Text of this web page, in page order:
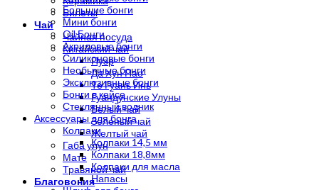
Билеты
Чай
Чайная посуда
Китайский чай
Пуэр
Да Хун Пао
Те Гуань Инь
Гуандунские Улуны
Белый чай
Зеленый чай
Желтый чай
Габа улун
Мате
Травяной чай
Благовония
Большие бонги
Мини бонги
Oil Бонги
Акриловые бонги
Силиконовые бонги
Необычные бонги
Эксклюзивные бонги
Бонги в кейсе
Стеклянный водник
Аксессуары для бонга
Колпаки
Колпаки 14,5 мм
Колпаки 18,8мм
Колпаки для масла
Напасы